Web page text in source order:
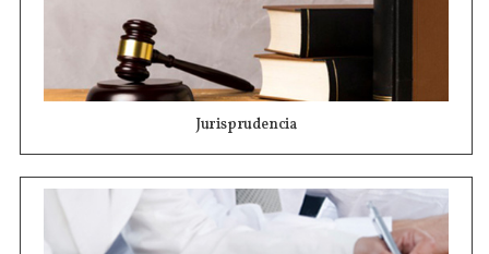
Jurisprudencia